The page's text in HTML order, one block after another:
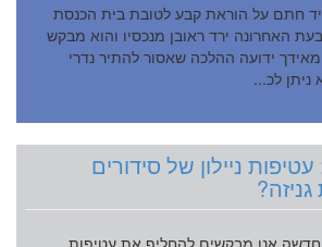
חתם על הוראת קבע לטובת בית הכנסת
האחרונה ירד ראובן מנכסיו והוא מבקש
ידועה ההלכה שאסור להתיר נדרי
לכ...
ניילון של סידורים
אנו מבקשים להחליף את עטיפות